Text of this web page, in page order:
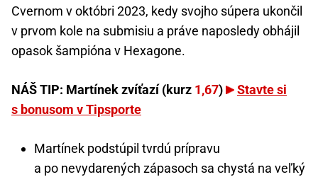
Cvernom v októbri 2023, kedy svojho súpera ukončil
v prvom kole na submisiu a práve naposledy obhájil
opasok šampióna v Hexagone.
NÁŠ TIP: Martínek zvíťazí (kurz 1,67)
Stavte si
s bonusom v Tipsporte
Martínek podstúpil tvrdú prípravu
a po nevydarených zápasoch sa chystá na veľký